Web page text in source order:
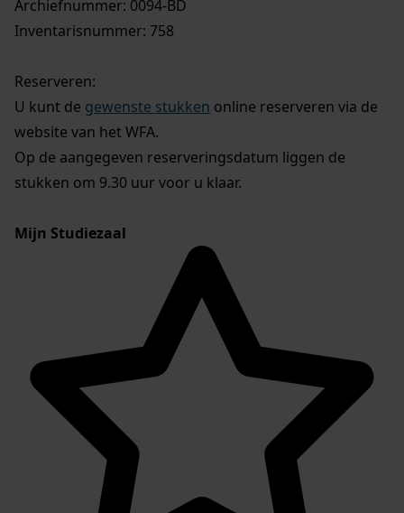
Archiefnummer: 0094-BD
Inventarisnummer: 758
Reserveren:
U kunt de gewenste stukken online reserveren via de
website van het WFA.
Op de aangegeven reserveringsdatum liggen de
stukken om 9.30 uur voor u klaar.
Mijn Studiezaal